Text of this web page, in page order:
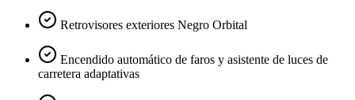
Retrovisores exteriores Negro Orbital
Encendido automático de faros y asistente de luces de
carretera adaptativas